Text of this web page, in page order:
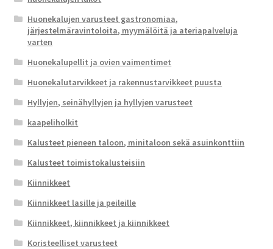
Huonekalujen varusteet gastronomiaa,
järjestelmäravintoloita, myymälöitä ja ateriapalveluja
varten
Huonekalupellit ja ovien vaimentimet
Huonekalutarvikkeet ja rakennustarvikkeet puusta
Hyllyjen, seinähyllyjen ja hyllyjen varusteet
kaapeliholkit
Kalusteet pieneen taloon, minitaloon sekä asuinkonttiin
Kalusteet toimistokalusteisiin
Kiinnikkeet
Kiinnikkeet lasille ja peileille
Kiinnikkeet, kiinnikkeet ja kiinnikkeet
Koristeelliset varusteet